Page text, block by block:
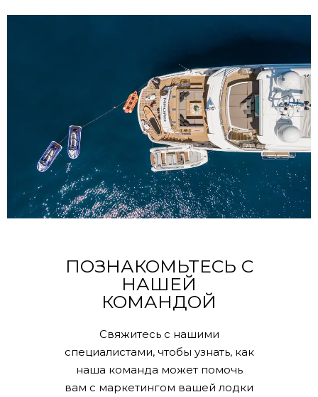
ПОЗНАКОМЬТЕСЬ С
НАШЕЙ
КОМАНДОЙ
Свяжитесь с нашими
специалистами, чтобы узнать, как
наша команда может помочь
вам с маркетингом вашей лодки